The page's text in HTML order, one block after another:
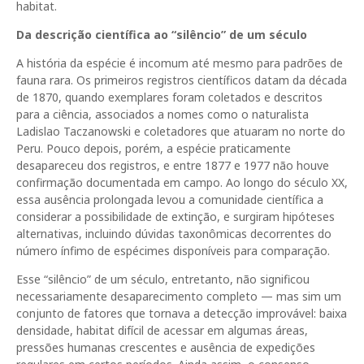
habitat.
Da descrição científica ao “silêncio” de um século
A história da espécie é incomum até mesmo para padrões de
fauna rara. Os primeiros registros científicos datam da década
de 1870, quando exemplares foram coletados e descritos
para a ciência, associados a nomes como o naturalista
Ladislao Taczanowski e coletadores que atuaram no norte do
Peru. Pouco depois, porém, a espécie praticamente
desapareceu dos registros, e entre 1877 e 1977 não houve
confirmação documentada em campo. Ao longo do século XX,
essa ausência prolongada levou a comunidade científica a
considerar a possibilidade de extinção, e surgiram hipóteses
alternativas, incluindo dúvidas taxonômicas decorrentes do
número ínfimo de espécimes disponíveis para comparação.
Esse “silêncio” de um século, entretanto, não significou
necessariamente desaparecimento completo — mas sim um
conjunto de fatores que tornava a detecção improvável: baixa
densidade, habitat difícil de acessar em algumas áreas,
pressões humanas crescentes e ausência de expedições